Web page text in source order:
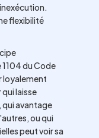
flexibilité
du Code
loyalement
laisse
qui avantage
ou qui
peut voir sa